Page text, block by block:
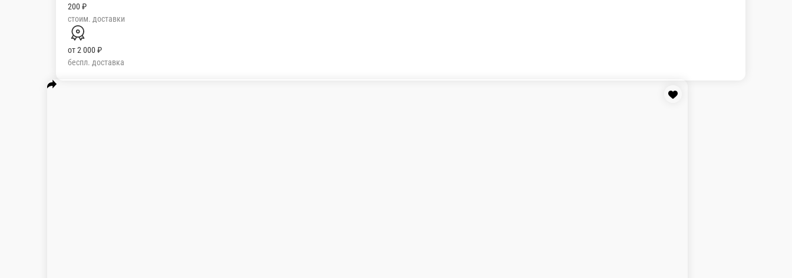
200 ₽
стоим. доставки
от2 000 ₽
беспл. доставка